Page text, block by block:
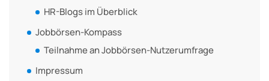
HR-Blogs im Überblick
Jobbörsen-Kompass
Teilnahme an Jobbörsen-Nutzerumfrage
Impressum